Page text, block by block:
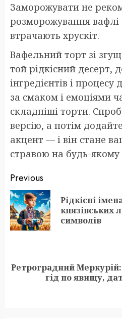
Заморожувати не
розморожування вафлі
втрачають хрускіт.
Вафельний торт зі
той рідкісний десерт,
інгредієнтів і
за смаком і емоціями
складніші торти.
версію, а потім
акцент — і він стане
стравою на будь-якому
Post
navigation
Previous
Рідкісні
князівських
символів
Next
Ретроградний
гід по явищу,